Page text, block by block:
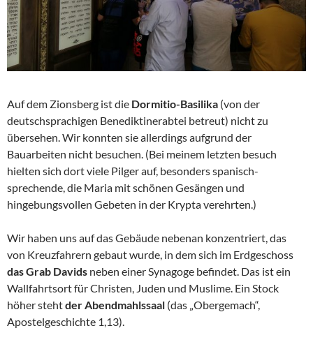
Auf dem Zionsberg ist die Dormitio-Basilika (von der
deutschsprachigen Benediktinerabtei betreut) nicht zu
übersehen. Wir konnten sie allerdings aufgrund der
Bauarbeiten nicht besuchen. (Bei meinem letzten besuch
hielten sich dort viele Pilger auf, besonders spanisch-
sprechende, die Maria mit schönen Gesängen und
hingebungsvollen Gebeten in der Krypta verehrten.)
Wir haben uns auf das Gebäude nebenan konzentriert, das
von Kreuzfahrern gebaut wurde, in dem sich im Erdgeschoss
das Grab Davids neben einer Synagoge befindet. Das ist ein
Wallfahrtsort für Christen, Juden und Muslime. Ein Stock
höher stehtder Abendmahlssaal (das „Obergemach“,
Apostelgeschichte 1,13).